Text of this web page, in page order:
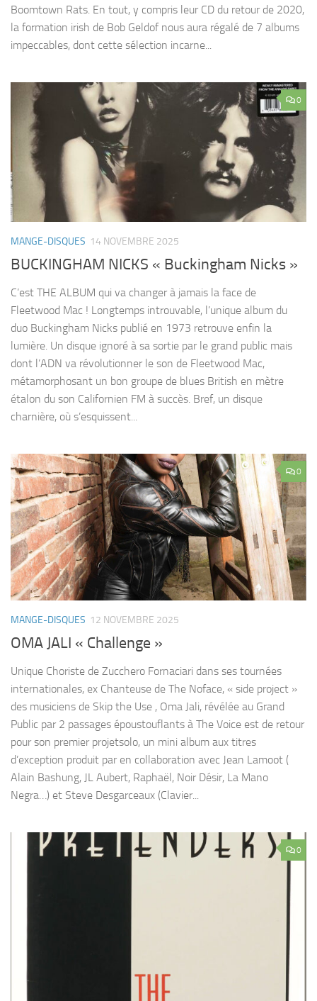
Boomtown Rats. En tout, y compris leur CD du retour de 2020,
la formation irish de Bob Geldof nous aura régalé de 7 albums
impeccables, dont cette sélection incarne...
0
MANGE-DISQUES 14 NOVEMBRE 2025
BUCKINGHAM NICKS « Buckingham Nicks »
C’est THE ALBUM qui va changer à jamais la face de
Fleetwood Mac ! Longtemps introuvable, l’unique album du
duo Buckingham Nicks publié en 1973 retrouve enfin la
lumière. Un disque ignoré à sa sortie par le grand public mais
dont l’ADN va révolutionner le son de Fleetwood Mac,
métamorphosant un bon groupe de blues British en mètre
étalon du son Californien FM à succès. Bref, un disque
charnière, où s’esquissent...
0
MANGE-DISQUES 12 NOVEMBRE 2025
OMA JALI « Challenge »
Unique Choriste de Zucchero Fornaciari dans ses tournées
internationales, ex Chanteuse de The Noface, « side project »
des musiciens de Skip the Use , Oma Jali, révélée au Grand
Public par 2 passages époustouflants à The Voice est de retour
pour son premier projetsolo, un mini album aux titres
d’exception produit par en collaboration avec Jean Lamoot (
Alain Bashung, JL Aubert, Raphaël, Noir Désir, La Mano
Negra…) et Steve Desgarceaux (Clavier...
0